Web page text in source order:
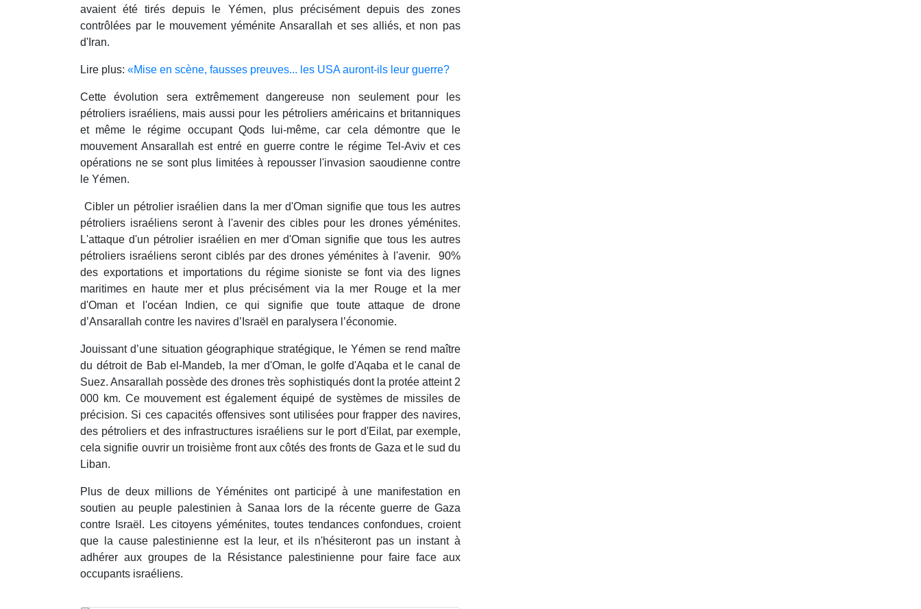
avaient été tirés depuis le Yémen, plus précisément depuis des zones
contrôlées par le mouvement yéménite Ansarallah et ses alliés, et non pas
d'Iran.
Lire plus: «Mise en scène, fausses preuves... les USA auront-ils leur guerre?
Cette évolution sera extrêmement dangereuse non seulement pour les
pétroliers israéliens, mais aussi pour les pétroliers américains et britanniques
et même le régime occupant Qods lui-même, car cela démontre que le
mouvement Ansarallah est entré en guerre contre le régime Tel-Aviv et ces
opérations ne se sont plus limitées à repousser l'invasion saoudienne contre
le Yémen.
Cibler un pétrolier israélien dans la mer d'Oman signifie que tous les autres
pétroliers israéliens seront à l'avenir des cibles pour les drones yéménites.
L'attaque d'un pétrolier israélien en mer d'Oman signifie que tous les autres
pétroliers israéliens seront ciblés par des drones yéménites à l'avenir. 90%
des exportations et importations du régime sioniste se font via des lignes
maritimes en haute mer et plus précisément via la mer Rouge et la mer
d'Oman et l'océan Indien, ce qui signifie que toute attaque de drone
d’Ansarallah contre les navires d’Israël en paralysera l’économie.
Jouissant d’une situation géographique stratégique, le Yémen se rend maître
du détroit de Bab el-Mandeb, la mer d'Oman, le golfe d'Aqaba et le canal de
Suez. Ansarallah possède des drones très sophistiqués dont la protée atteint 2
000 km. Ce mouvement est également équipé de systèmes de missiles de
précision. Si ces capacités offensives sont utilisées pour frapper des navires,
des pétroliers et des infrastructures israéliens sur le port d'Eilat, par exemple,
cela signifie ouvrir un troisième front aux côtés des fronts de Gaza et le sud du
Liban.
Plus de deux millions de Yéménites ont participé à une manifestation en
soutien au peuple palestinien à Sanaa lors de la récente guerre de Gaza
contre Israël. Les citoyens yéménites, toutes tendances confondues, croient
que la cause palestinienne est la leur, et ils n'hésiteront pas un instant à
adhérer aux groupes de la Résistance palestinienne pour faire face aux
occupants israéliens.